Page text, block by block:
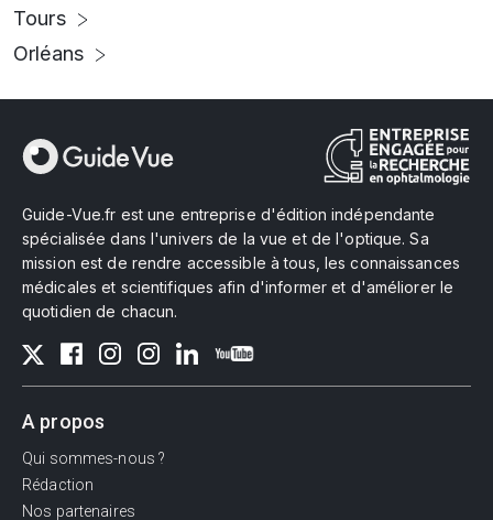
Tours
Orléans
Guide-Vue.fr est une entreprise d'édition indépendante
spécialisée dans l'univers de la vue et de l'optique. Sa
mission est de rendre accessible à tous, les connaissances
médicales et scientifiques afin d'informer et d'améliorer le
quotidien de chacun.
A propos
Qui sommes-nous ?
Rédaction
Nos partenaires